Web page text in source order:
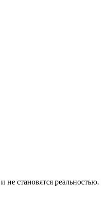
не становятся